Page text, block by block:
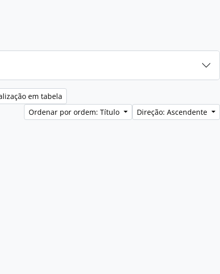
em tabela
Ordenar por ordem: Título
Direção: Ascendente